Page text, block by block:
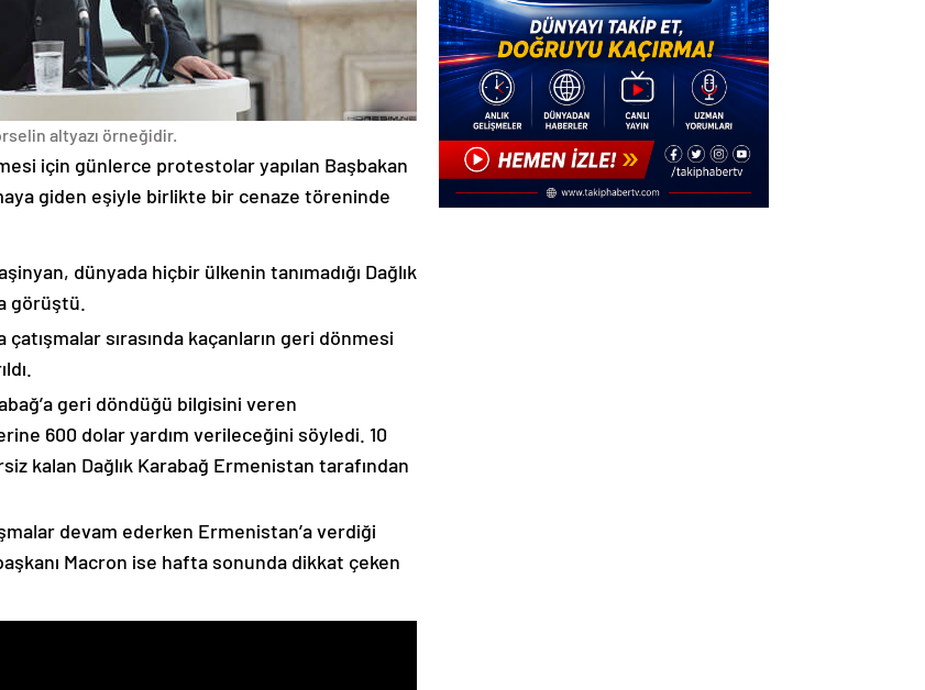
altyazı örneğidir.
için günlerce protestolar yapılan Başbakan
giden eşiyle birlikte bir cenaze töreninde
dünyada hiçbir ülkenin tanımadığı Dağlık
görüştü.
sırasında kaçanların geri dönmesi
geri döndüğü bilgisini veren
600 dolar yardım verileceğini söyledi. 10
kalan Dağlık Karabağ Ermenistan tarafından
devam ederken Ermenistan’a verdiği
Macron ise hafta sonunda dikkat çeken